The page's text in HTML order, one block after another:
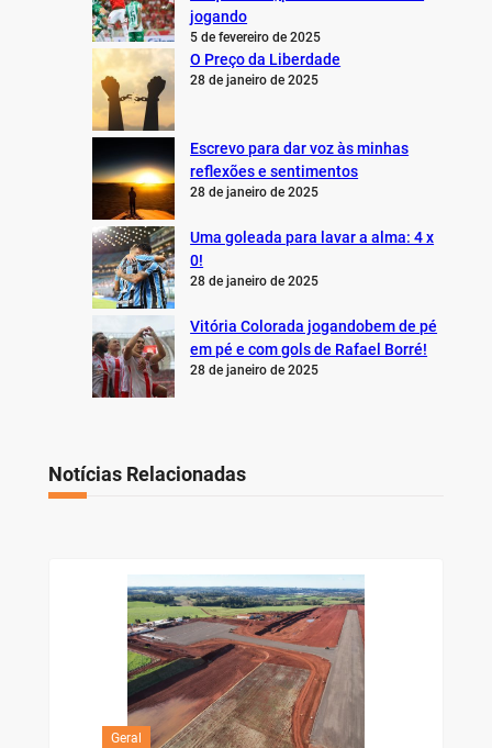
jogando
5 de fevereiro de 2025
O Preço da Liberdade
28 de janeiro de 2025
Escrevo para dar voz às minhas
reflexões e sentimentos
28 de janeiro de 2025
Uma goleada para lavar a alma: 4 x
0!
28 de janeiro de 2025
Vitória Colorada jogandobem de pé
em pé e com gols de Rafael Borré!
28 de janeiro de 2025
Notícias Relacionadas
Geral